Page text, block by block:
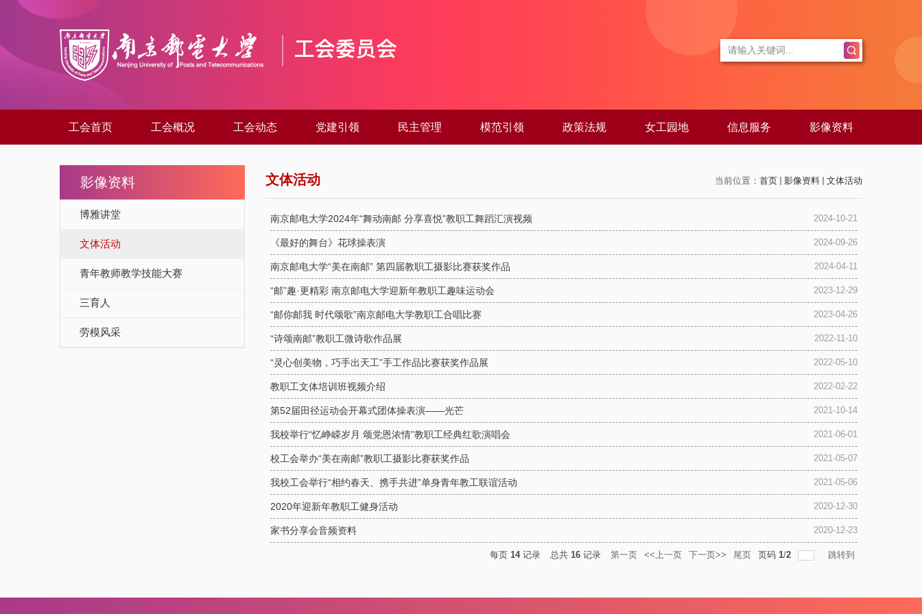
工会首页 工会概况 工会动态 党建引领 民主管理 模范引领 政策法规 女工园地 信息服务 影像资料
影像资料
博雅讲堂
文体活动
青年教师教学技能大赛
三育人
劳模风采
当前位置： 首页 影像资料 文体活动
文体活动
南京邮电大学2024年“舞动南邮 分享喜悦”教职工舞蹈汇演视频 2024-10-21
《最好的舞台》花球操表演 2024-09-26
南京邮电大学“美在南邮” 第四届教职工摄影比赛获奖作品 2024-04-11
“邮”趣·更精彩 南京邮电大学迎新年教职工趣味运动会 2023-12-29
“邮你邮我 时代颂歌”南京邮电大学教职工合唱比赛 2023-04-26
“诗颂南邮”教职工微诗歌作品展 2022-11-10
“灵心创美物，巧手出天工”手工作品比赛获奖作品展 2022-05-10
教职工文体培训班视频介绍 2022-02-22
第52届田径运动会开幕式团体操表演——光芒 2021-10-14
我校举行“忆峥嵘岁月 颂党恩浓情”教职工经典红歌演唱会 2021-06-01
校工会举办“美在南邮”教职工摄影比赛获奖作品 2021-05-07
我校工会举行“相约春天、携手共进”单身青年教工联谊活动 2021-05-06
2020年迎新年教职工健身活动 2020-12-30
家书分享会音频资料 2020-12-23
每页 14记录 总共 16 记录 第一页 <<上一页 下一页>> 尾页 页码 1/2 跳转到